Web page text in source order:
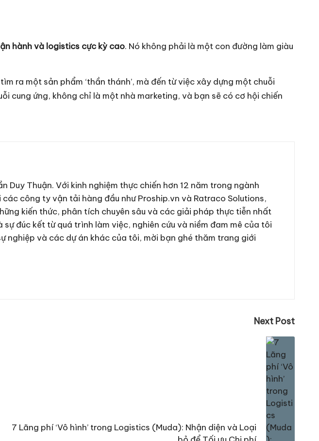
hành và logistics cực kỳ cao. Nó không phải là một con đường làm giàu
ra một sản phẩm ‘thần thánh’, mà đến từ việc xây dựng một chuỗi
cung ứng, không chỉ là một nhà marketing, và bạn sẽ có cơ hội chiến
Thuận. Với kinh nghiệm thực chiến hơn 12 năm trong ngành
công ty vận tải hàng đầu như Proship.vn và Ratraco Solutions,
kiến thức, phân tích chuyên sâu và các giải pháp thực tiễn nhất
đúc kết từ quá trình làm việc, nghiên cứu và niềm đam mê của tôi
nghiệp và các dự án khác của tôi, mời bạn ghé thăm trang giới
Next Post
7 Lãng phí ‘Vô hình’ trong Logistics (Muda): Nhận diện và Loại